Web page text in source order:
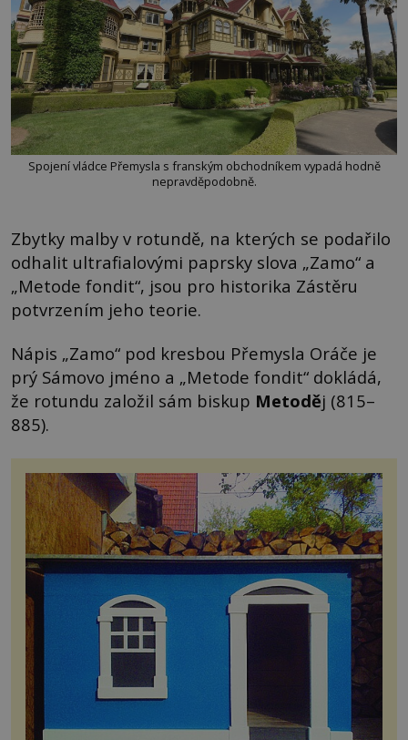
Spojení vládce Přemysla s franským obchodníkem vypadá hodně
nepravděpodobně.
Zbytky malby v rotundě, na kterých se podařilo
odhalit ultrafialovými paprsky slova „Zamo“ a
„Metode fondit“, jsou pro historika Zástěru
potvrzením jeho teorie.
Nápis „Zamo“ pod kresbou Přemysla Oráče je
prý Sámovo jméno a „Metode fondit“ dokládá,
že rotundu založil sám biskup Metoděj (815–
885).